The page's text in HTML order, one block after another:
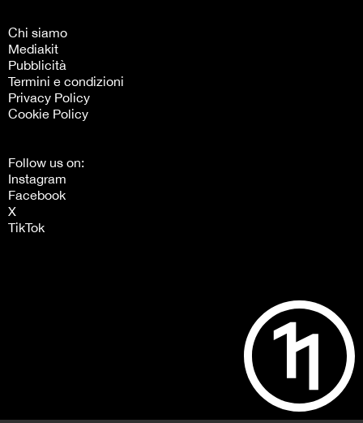
Chi siamo
Mediakit
Pubblicità
Termini e condizioni
Privacy Policy
Cookie Policy
Follow us on:
Instagram
Facebook
X
TikTok